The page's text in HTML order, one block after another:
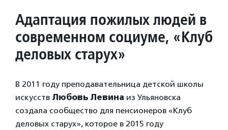
Адаптация пожилых людей в
современном социуме, «Клуб
деловых старух»
В 2011 году преподавательница детской школы
искусств Любовь Левина из Ульяновска
создала сообщество для пенсионеров «Клуб
деловых старух», которое в 2015 году